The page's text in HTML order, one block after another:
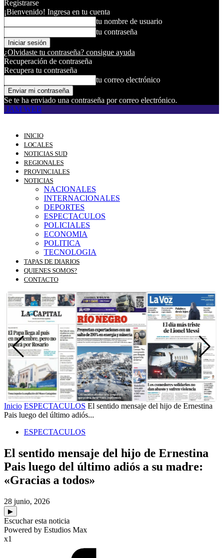
Registrarse
¡Bienvenido! Ingresa en tu cuenta
tu nombre de usuario
tu contraseña
¿Olvidaste tu contraseña? consigue ayuda
Recuperación de contraseña
Recupera tu contraseña
tu correo electrónico
Se te ha enviado una contraseña por correo electrónico.
JAM WEB
INICIO
LOCALES
NOTICIAS SUD
REGIONALES
PROVINCIALES
NOTICIAS
NACIONALES
INTERNACIONALES
DEPORTES
ESPECTACULOS
POLICIALES
ECONOMIA
POLITICA
TECNOLOGIA
TAPAS DE DIARIOS
QUIENES SOMOS?
CONTACTO
Inicio ESPECTACULOS El sentido mensaje del hijo de Ernestina
Pais luego del último adiós...
ESPECTACULOS
El sentido mensaje del hijo de Ernestina
Pais luego del último adiós a su madre:
«Gracias a todos»
28 junio, 2026
▶
Escuchar esta noticia
Powered by Estudios Max
x1